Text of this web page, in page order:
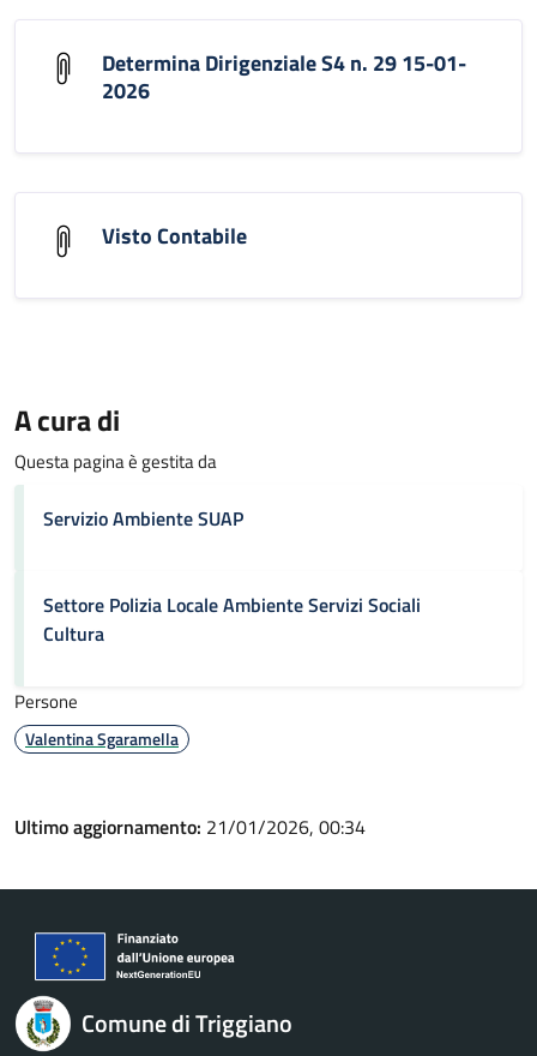
Determina Dirigenziale S4 n. 29 15-01-
2026
Visto Contabile
A cura di
Questa pagina è gestita da
Servizio Ambiente SUAP
Settore Polizia Locale Ambiente Servizi Sociali
Cultura
Persone
Valentina Sgaramella
Ultimo aggiornamento: 21/01/2026, 00:34
Comune di Triggiano